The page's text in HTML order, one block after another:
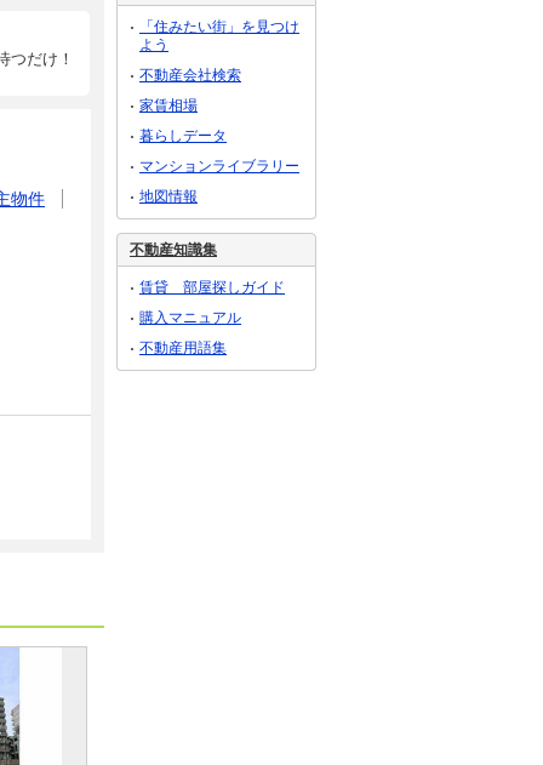
つだけ！
物件
「住みたい街」を見つけ
よう
不動産会社検索
家賃相場
暮らしデータ
マンションライブラリー
地図情報
不動産知識集
賃貸 部屋探しガイド
購入マニュアル
不動産用語集